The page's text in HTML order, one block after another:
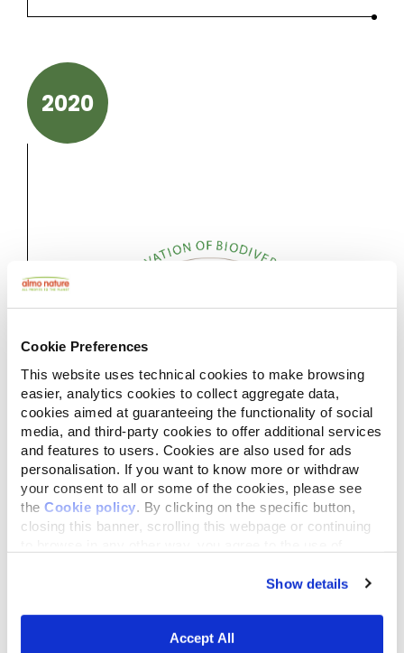
Cookie Preferences
This website uses technical cookies to make browsing
easier, analytics cookies to collect aggregate data,
cookies aimed at guaranteeing the functionality of social
media, and third-party cookies to offer additional services
and features to users. Cookies are also used for ads
personalisation. If you want to know more or withdraw
your consent to all or some of the cookies, please see
the Cookie policy . By clicking on the specific button,
closing this banner, scrolling this webpage or continuing
Show details
Accept All
2020
Het model van de
Reintegration Economy is
Het economische model waarbij een